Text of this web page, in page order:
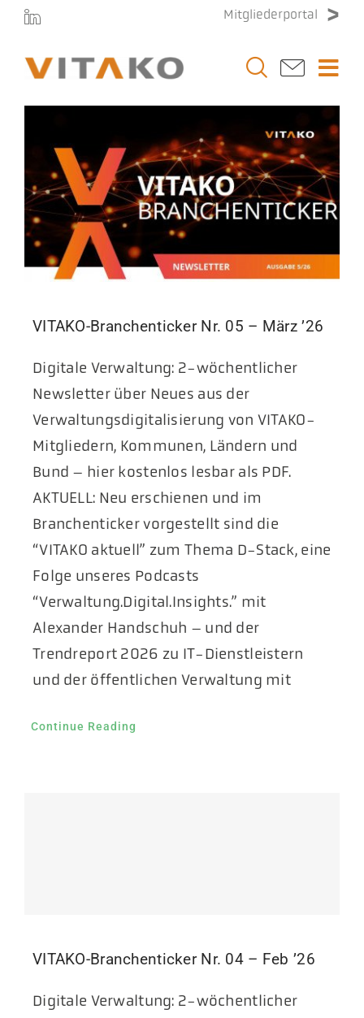
Zum
springen
Mitgliederportal
Themen
Stellenmarkt
Veranstaltungen
Presse
Aktuelles
Podcast
VITAKO-Branchenticker Nr. 05 – März ’26
Digitale Verwaltung: 2-wöchentlicher
Newsletter über Neues aus der
Verwaltungsdigitalisierung von VITAKO-
Mitgliedern, Kommunen, Ländern und
Bund – hier kostenlos lesbar als PDF.
AKTUELL: Neu erschienen und im
Branchenticker vorgestellt sind die
“VITAKO aktuell” zum Thema D-Stack, eine
Folge unseres Podcasts
“Verwaltung.Digital.Insights.” mit
Alexander Handschuh – und der
Trendreport 2026 zu IT-Dienstleistern
und der öffentlichen Verwaltung mit
Continue Reading
VITAKO-Branchenticker Nr. 04 – Feb ’26
Digitale Verwaltung: 2-wöchentlicher